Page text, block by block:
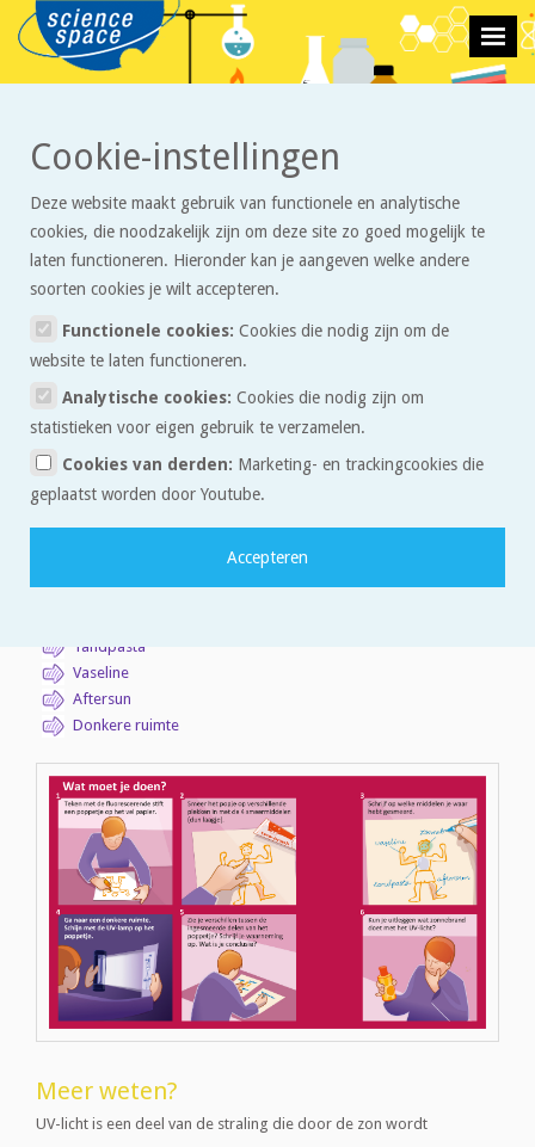
Stoffen en reacties Proefjes>De werking van zonnebrandcrème
De werking van
zonnebrandcrème
Je gaat in deze proef de werking onderzoeken van
zonnebrandcrème (sunblock). Je kunt daarbij zelf zien welke
middelen werken om je huid tegen de zon te beschermen.
Wat heb je nodig?
Tandpasta
Vaseline
Aftersun
Donkere ruimte
Meer weten?
UV-licht is een deel van de straling die door de zon wordt
Cookie-instellingen
Deze website maakt gebruik van functionele en analytische
cookies, die noodzakelijk zijn om deze site zo goed mogelijk te
laten functioneren. Hieronder kan je aangeven welke andere
soorten cookies je wilt accepteren.
Functionele cookies: Cookies die nodig zijn om de
website te laten functioneren.
Analytische cookies: Cookies die nodig zijn om
statistieken voor eigen gebruik te verzamelen.
Cookies van derden: Marketing- en trackingcookies die
geplaatst worden door Youtube.